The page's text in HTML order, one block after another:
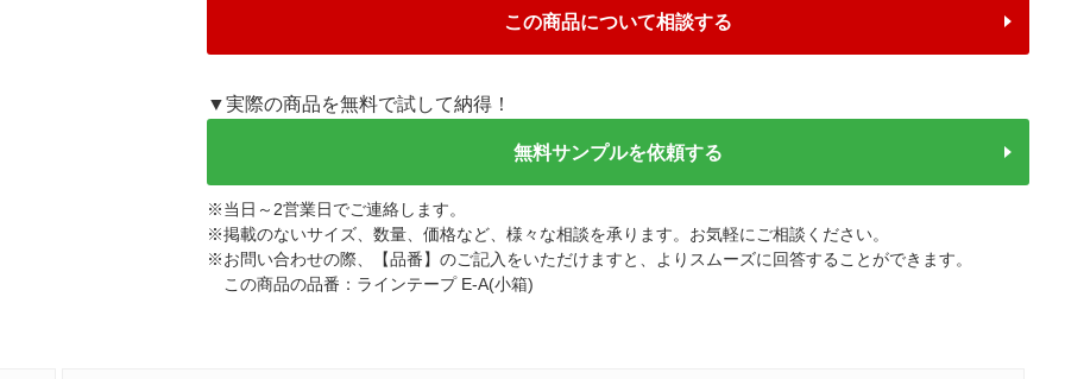
この商品について相談する
▼実際の商品を無料で試して納得！
無料サンプルを依頼する
※当日～2営業日でご連絡します。
※掲載のないサイズ、数量、価格など、様々な相談を承ります。お気軽にご相談ください。
※お問い合わせの際、【品番】のご記入をいただけますと、よりスムーズに回答することができます。
この商品の品番：ラインテープ E-A(小箱)